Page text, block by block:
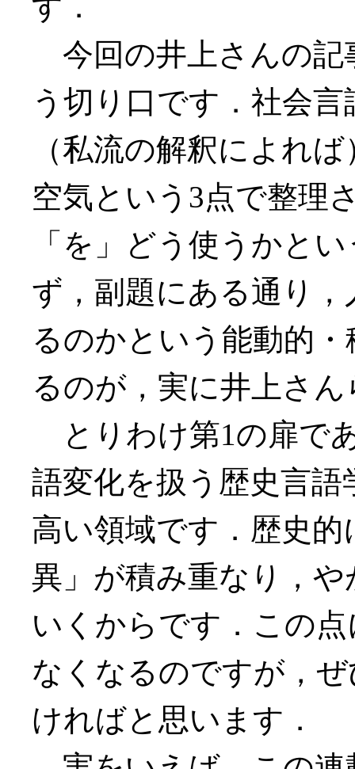
今回の井上さんの記
う切り口です．社会
（私流の解釈によれ
空気という3点で整理
「を」どう使うかと
ず，副題にある通り
るのかという能動的
るのが，実に井上さ
とりわけ第1の扉で
語変化を扱う歴史言
高い領域です．歴史
異」が積み重なり，
いくからです．この
なくなるのですが，
ければと思います．